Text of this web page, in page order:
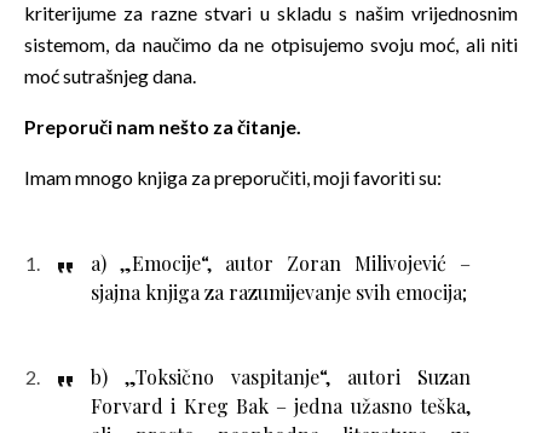
kriterijume za razne stvari u skladu s našim vrijednosnim
sistemom, da naučimo da ne otpisujemo svoju moć, ali niti
moć sutrašnjeg dana.
Preporuči nam nešto za čitanje.
Imam mnogo knjiga za preporučiti, moji favoriti su:
a) „Emocije“, autor Zoran Milivojević –
sjajna knjiga za razumijevanje svih emocija;
b) „Toksično vaspitanje“, autori Suzan
Forvard i Kreg Bak – jedna užasno teška,